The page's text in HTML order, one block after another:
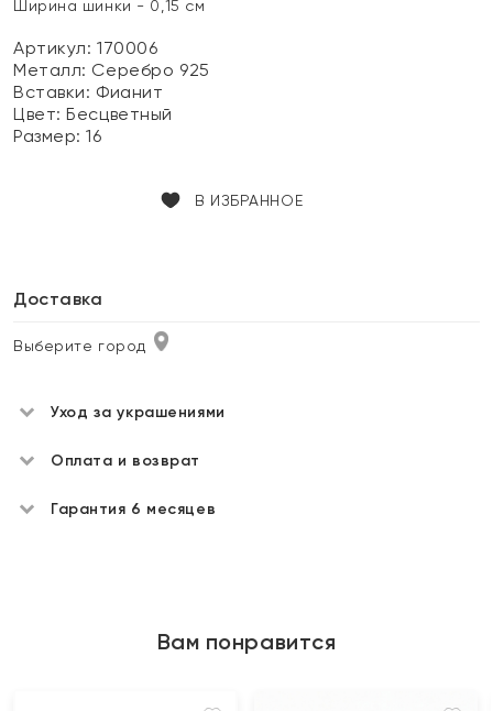
Ширина шинки - 0,15 см
Артикул: 170006
Металл: Серебро 925
Вставки: Фианит
Цвет:Бесцветный
Размер:16
В ИЗБРАННОЕ
Доставка
Выберите город
Уход за украшениями
Оплата и возврат
Гарантия 6 месяцев
Вам понравится